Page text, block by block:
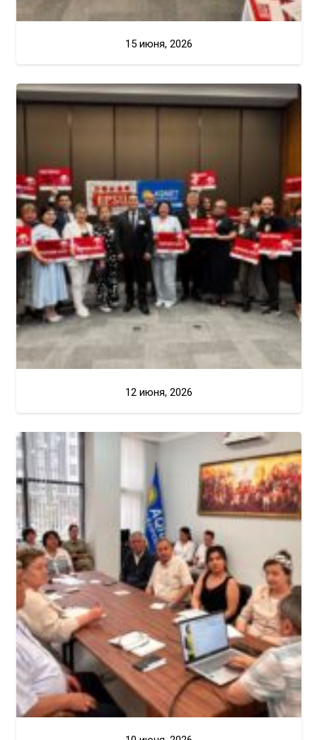
15 июня, 2026
12 июня, 2026